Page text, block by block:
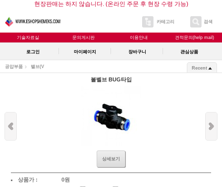
현장판매는 하지 않습니다. (온라인 주문 후 현장 수령 가능)
카테고리 검색
기술자료실 문의게시판 이용안내 견적문의(help mail)
로그인 마이페이지 장바구니 관심상품
공압부품 밸브(V Recent
볼벨브 BUG타입
상세보기
상품가 :
0원